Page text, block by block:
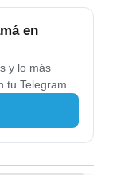
en
y lo más
tu Telegram.